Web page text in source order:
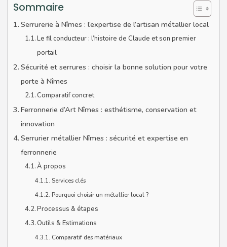
Sommaire
Serrurerie à Nîmes : l’expertise de l’artisan métallier local
Le fil conducteur : l’histoire de Claude et son premier
portail
Sécurité et serrures : choisir la bonne solution pour votre
porte à Nîmes
Comparatif concret
Ferronnerie d’Art Nîmes : esthétisme, conservation et
innovation
Serrurier métallier Nîmes : sécurité et expertise en
ferronnerie
À propos
Services clés
Pourquoi choisir un métallier local ?
Processus & étapes
Outils & Estimations
Comparatif des matériaux